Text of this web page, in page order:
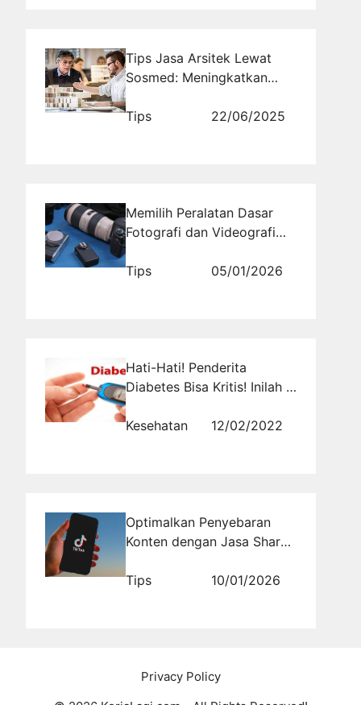
Tips Jasa Arsitek Lewat
Sosmed: Meningkatkan
Proyek Anda
Tips 22/06/2025
Memilih Peralatan Dasar
Fotografi dan Videografi
Tips
05/01/2026
Hati-Hati! Penderita
Diabetes Bisa Kritis! Inilah 4
Tinggi yang Tidak Boleh
Kesehatan 12/02/2022
Optimalkan Penyebaran
Konten dengan Jasa Share
Tips
10/01/2026
Privacy Policy